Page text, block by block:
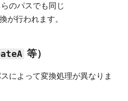
のパスでも同じ
が行われます。
等）
によって変換処理が異なりま